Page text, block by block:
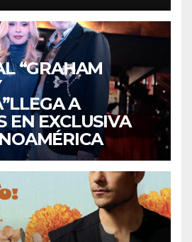
“GRAHAM
A
EN EXCLUSIVA